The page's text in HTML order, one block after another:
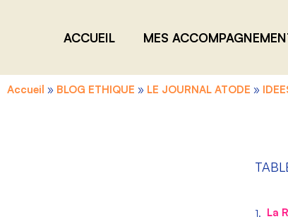
ACCUEIL MES
Accueil » BLOG ETHIQUE » LE JOURNAL ATODE »
La